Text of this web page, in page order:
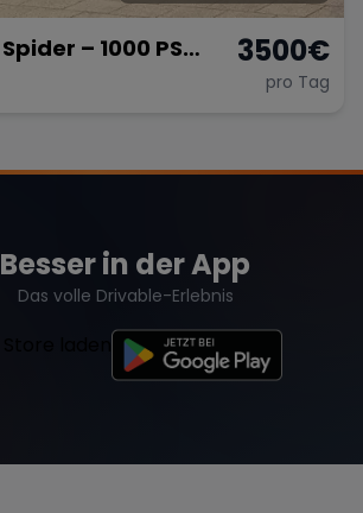
– 1000 PS
3500€
pro Tag
Besser in der App
Das volle Drivable-Erlebnis